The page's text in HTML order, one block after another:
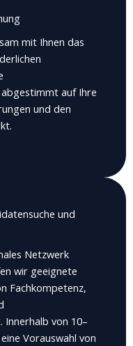
mit Ihnen das
auf Ihre
und den
und
Netzwerk
wir geeignete
Fachkompetenz,
Innerhalb von 10–
eine Vorauswahl von